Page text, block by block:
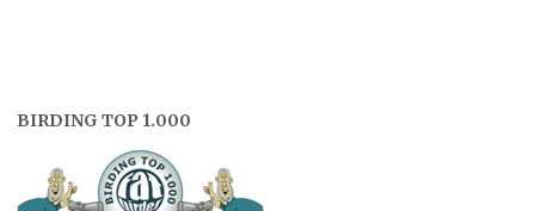
BIRDING TOP 1.000